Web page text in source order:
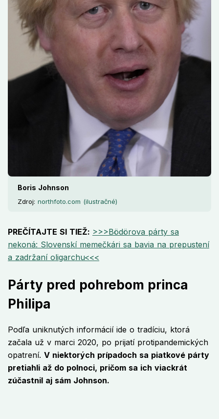
Boris Johnson
Zdroj: northfoto.com (ilustračné)
PREČÍTAJTE SI TIEŽ: >>>Bödörova párty sa
nekoná: Slovenskí memečkári sa bavia na prepustení
a zadržaní oligarchu<<<
Párty pred pohrebom princa
Philipa
Podľa uniknutých informácií ide o tradíciu, ktorá
začala už v marci 2020, po prijatí protipandemických
opatrení. V niektorých prípadoch sa piatkové párty
pretiahli až do polnoci, pričom sa ich viackrát
zúčastnil aj sám Johnson.